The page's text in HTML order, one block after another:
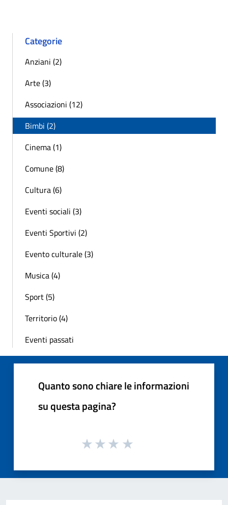
Categorie
Anziani (2)
Arte (3)
Associazioni (12)
Bimbi (2)
Cinema (1)
Comune (8)
Cultura (6)
Eventi sociali (3)
Eventi Sportivi (2)
Evento culturale (3)
Musica (4)
Sport (5)
Territorio (4)
Eventi passati
Quanto sono chiare le informazioni
su questa pagina?